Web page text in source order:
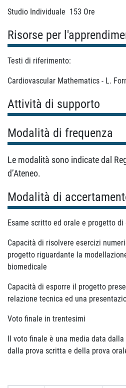
Studio Individuale 153 Ore
Risorse per
Testi di riferimento:
Cardiovascular Mathematics - L.
Attività di supporto
Modalità di frequenza
Le modalità sono indicate dal
d’Ateneo.
Modalità di
Esame scritto ed orale e progetto di
Capacità di risolvere esercizi
progetto riguardante la
biomedicale
Capacità di esporre il progetto
relazione tecnica ed una
Voto finale in trentesimi
Il voto finale è una media data
dalla prova scritta e della prova